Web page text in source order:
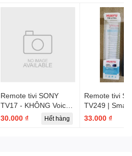
Remote tivi SONY
TV17 - KHÔNG Voice |
TX900U
30.000 ₫ Hết hàng
Remote tivi
TV249 |
RM-L1165
33.000 ₫